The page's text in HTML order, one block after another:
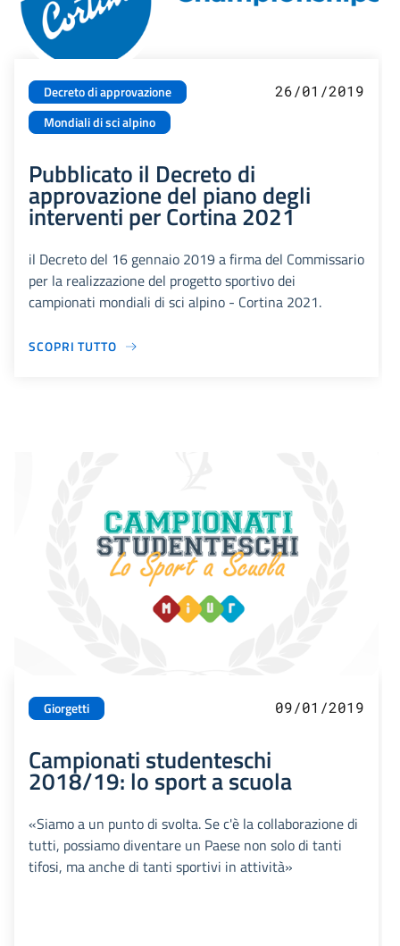
Decreto di approvazione
Mondiali di sci alpino
26/01/2019
Pubblicato il Decreto di
approvazione del piano degli
interventi per Cortina 2021
il Decreto del 16 gennaio 2019 a firma del Commissario
per la realizzazione del progetto sportivo dei
campionati mondiali di sci alpino - Cortina 2021.
SCOPRI TUTTO
Giorgetti 09/01/2019
Campionati studenteschi
2018/19: lo sport a scuola
«Siamo a un punto di svolta. Se c'è la collaborazione di
tutti, possiamo diventare un Paese non solo di tanti
tifosi, ma anche di tanti sportivi in attività»